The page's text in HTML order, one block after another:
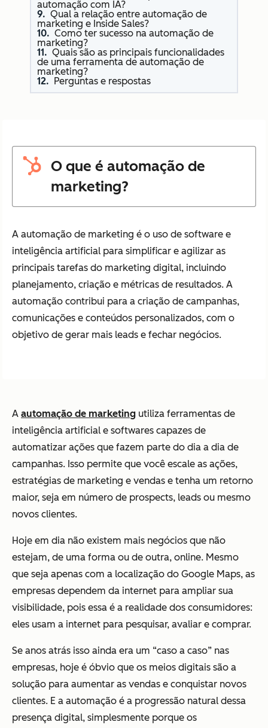
automação com IA?
Qual a relação entre automação de
marketing e Inside Sales?
Como ter sucesso na automação de
marketing?
Quais são as principais funcionalidades
de uma ferramenta de automação de
marketing?
Perguntas e respostas
O que é automação de
marketing?
A automação de marketing é o uso de software e
inteligência artificial para simplificar e agilizar as
principais tarefas do marketing digital, incluindo
planejamento, criação e métricas de resultados. A
automação contribui para a criação de campanhas,
comunicações e conteúdos personalizados, com o
objetivo de gerar mais leads e fechar negócios.
A automação de marketing utiliza ferramentas de
inteligência artificial e softwares capazes de
automatizar ações que fazem parte do dia a dia de
campanhas. Isso permite que você escale as ações,
estratégias de marketing e vendas e tenha um retorno
maior, seja em número de prospects, leads ou mesmo
novos clientes.
Hoje em dia não existem mais negócios que não
estejam, de uma forma ou de outra, online. Mesmo
que seja apenas com a localização do Google Maps, as
empresas dependem da internet para ampliar sua
visibilidade, pois essa é a realidade dos consumidores:
eles usam a internet para pesquisar, avaliar e comprar.
Se anos atrás isso ainda era um “caso a caso” nas
empresas, hoje é óbvio que os meios digitais são a
solução para aumentar as vendas e conquistar novos
clientes. E a automação é a progressão natural dessa
presença digital, simplesmente porque os